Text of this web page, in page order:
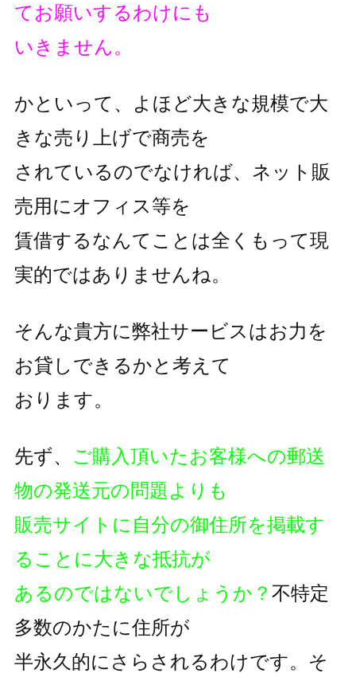
てお願いするわけにも
いきません。
かといって、よほど大きな規模で大
きな売り上げで商売を
されているのでなければ、ネット販
売用にオフィス等を
賃借するなんてことは全くもって現
実的ではありませんね。
そんな貴方に弊社サービスはお力を
お貸しできるかと考えて
おります。
先ず、 ご購入頂いたお客様への郵送
物の発送元の問題よりも
販売サイトに自分の御住所を掲載す
ることに大きな抵抗が
あるのではないでしょうか？ 不特定
多数のかたに住所が
半永久的にさらされるわけです。そ